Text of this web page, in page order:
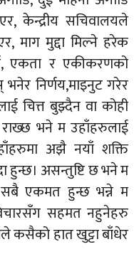
केन्द्रीय सचिवालयले
माग मुद्दा मिल्ने हरेक
एकता र एकीकरणको
निर्णय,माइनुट गरेर
चित्त बुझ्दैन वा कोही
राख्छ भने म उहाँहरुलाई
अझै नयाँ शक्ति
असन्तुष्टि छ भने म
सबै एकमत हुन्छ भन्ने म
सहमत नहुनेहरु
कसैको हात खुट्टा बाँधेर